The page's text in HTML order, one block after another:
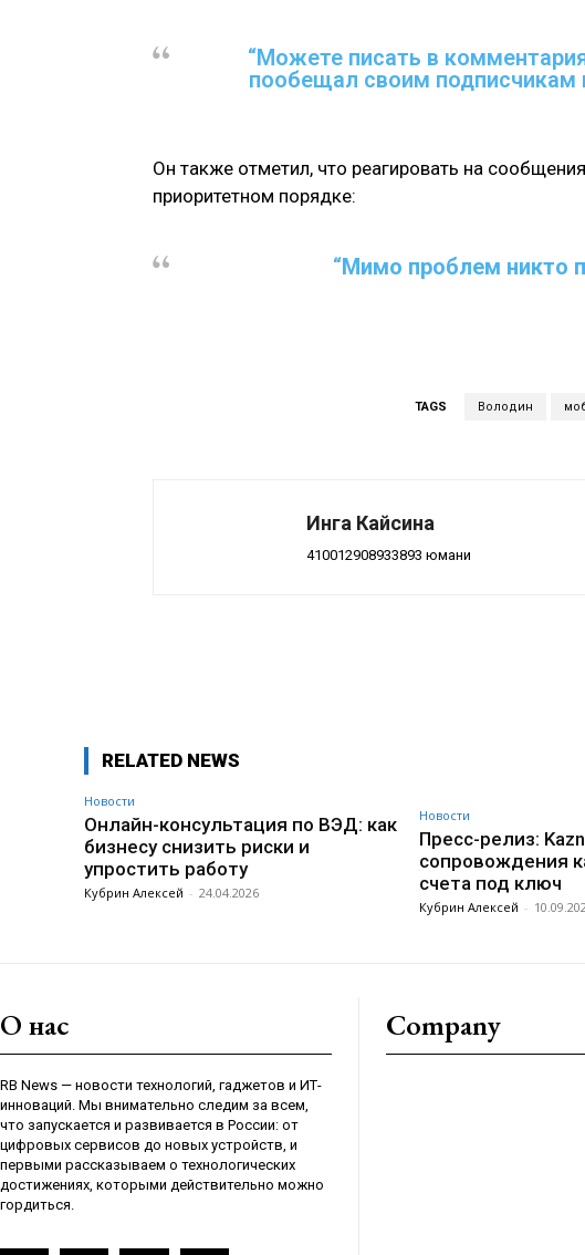
“Можете писать в
пообещал своим подписчикам
Он также отметил, что реагировать на
приоритетном порядке:
“Мимо проблем никто
TAGS Володин
Инга Кайсина
410012908933893 юмани
RELATED NEWS
Новости
Онлайн-консультация по ВЭД: как
бизнесу снизить риски и
упростить работу
Кубрин Алексей - 24.04.2026
Новости
Пресс-релиз:
сопровождения
счета под ключ
Кубрин Алексей -
О нас
RB News — новости технологий, гаджетов и ИТ-
инноваций. Мы внимательно следим за всем,
что запускается и развивается в России: от
цифровых сервисов до новых устройств, и
первыми рассказываем о технологических
достижениях, которыми действительно можно
гордиться.
Company